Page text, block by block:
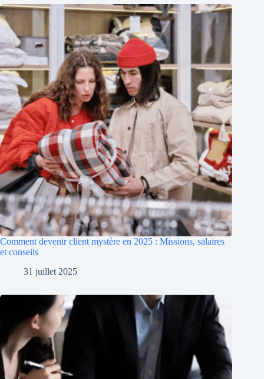
Comment devenir client mystère en 2025 : Missions, salaires
et conseils
31 juillet 2025